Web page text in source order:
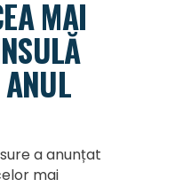
MAI
a anunțat
mai